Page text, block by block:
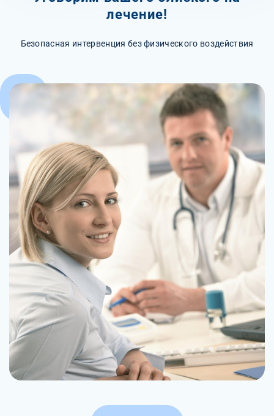
лечение!
Безопасная интервенция без физического воздействия